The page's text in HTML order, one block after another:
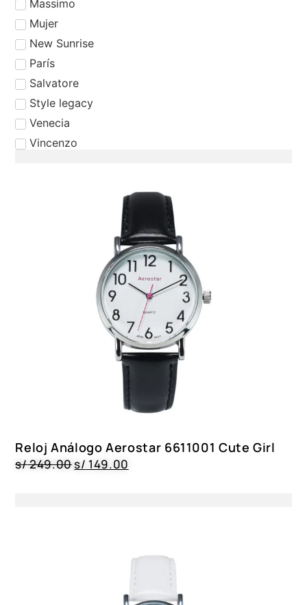
Massimo
Mujer
New Sunrise
⁠París
⁠Salvatore
Style legacy
Venecia
Vincenzo
Reloj Análogo Aerostar 6611001 Cute Girl
s/249.00s/ 149.00